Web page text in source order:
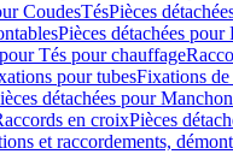
CoudesTésPièces
Pièces détachées
Tés pour chauffage
pour tubesFixations de
détachées pour
en croixPièces
et raccordements,